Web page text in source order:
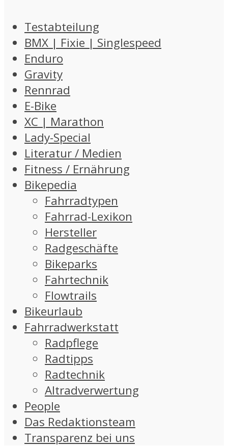
Testabteilung
BMX | Fixie | Singlespeed
Enduro
Gravity
Rennrad
E-Bike
XC | Marathon
Lady-Special
Literatur / Medien
Fitness / Ernährung
Bikepedia
Fahrradtypen
Fahrrad-Lexikon
Hersteller
Radgeschäfte
Bikeparks
Fahrtechnik
Flowtrails
Bikeurlaub
Fahrradwerkstatt
Radpflege
Radtipps
Radtechnik
Altradverwertung
People
Das Redaktionsteam
Transparenz bei uns